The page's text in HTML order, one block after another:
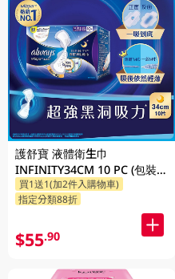
護舒寶 液體衛生巾
INFINITY34CM 10 PC (包裝隨
機發放)
買1送1(加2件入購物車)
指定分類88折
$55.90